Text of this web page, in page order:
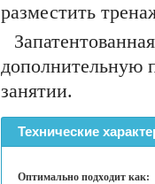
разместить
дополнительную
занятии.
Технические
Оптимально подходит как: